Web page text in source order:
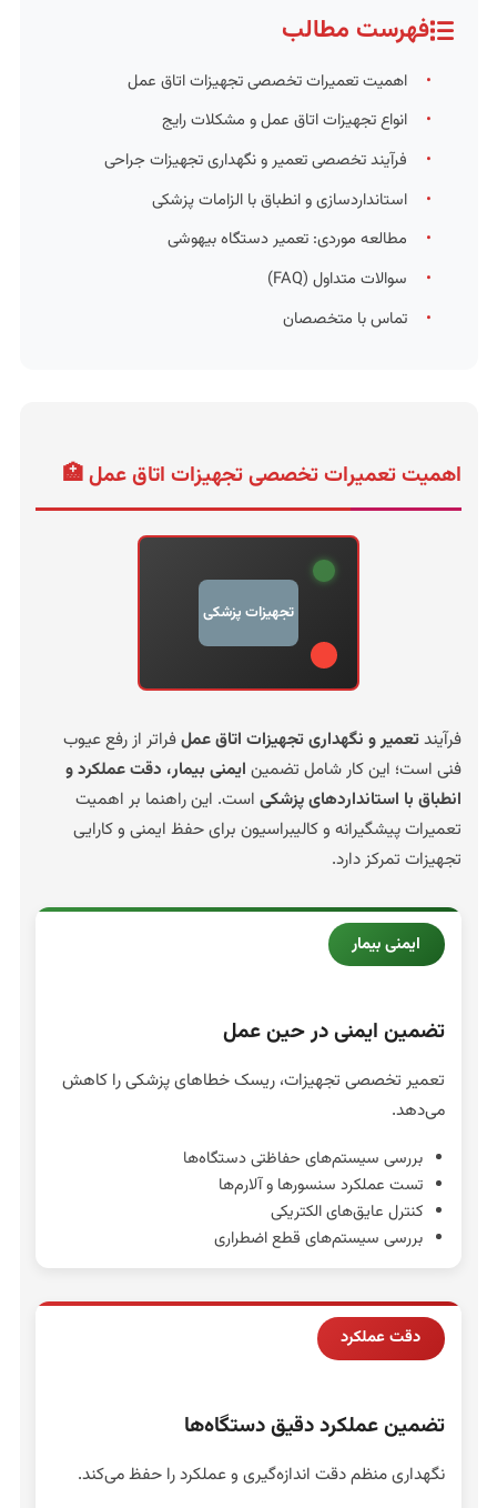
فهرست مطالب
اهمیت تعمیرات تخصصی تجهیزات اتاق عمل
انواع تجهیزات اتاق عمل و مشکلات رایج
فرآیند تخصصی تعمیر و نگهداری تجهیزات جراحی
استانداردسازی و انطباق با الزامات پزشکی
مطالعه موردی: تعمیر دستگاه بیهوشی
سوالات متداول (FAQ)
تماس با متخصصان
اهمیت تعمیرات تخصصی تجهیزات اتاق عمل 🏥
تجهیزات پزشکی
فرآیندتعمیر و نگهداری تجهیزات اتاق عملفراتر از رفع عیوب
فنی است؛ این کار شامل تضمین ایمنی بیمار، دقت عملکرد و
انطباق با استانداردهای پزشکی است. این راهنما بر اهمیت
تعمیرات پیشگیرانه و کالیبراسیون برای حفظ ایمنی و کارایی
تجهیزات تمرکز دارد.
ایمنی بیمار
تضمین ایمنی در حین عمل
تعمیر تخصصی تجهیزات، ریسک خطاهای پزشکی را کاهش
می‌دهد.
بررسی سیستم‌های حفاظتی دستگاه‌ها
تست عملکرد سنسورها و آلارم‌ها
کنترل عایق‌های الکتریکی
بررسی سیستم‌های قطع اضطراری
دقت عملکرد
تضمین عملکرد دقیق دستگاه‌ها
نگهداری منظم دقت اندازه‌گیری و عملکرد را حفظ می‌کند.